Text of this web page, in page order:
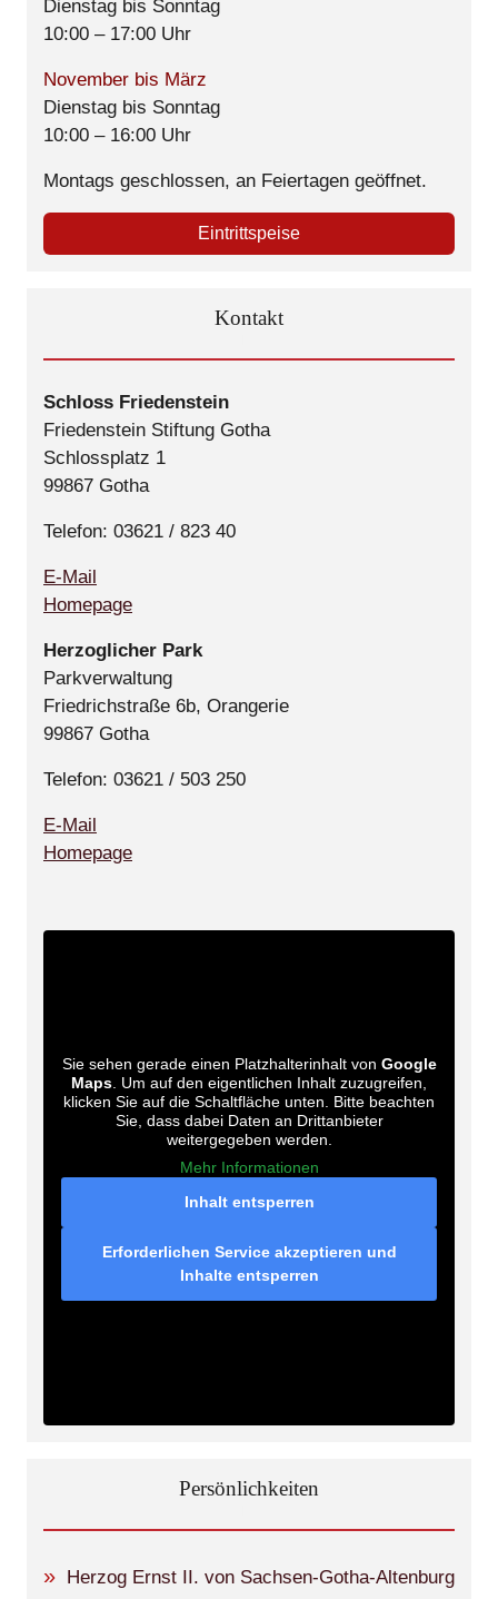
Dienstag bis Sonntag
10:00 – 17:00 Uhr
November bis März
Dienstag bis Sonntag
10:00 – 16:00 Uhr
Montags geschlossen, an Feiertagen geöffnet.
Eintrittspeise
Kontakt
Schloss Friedenstein
Friedenstein Stiftung Gotha
Schlossplatz 1
99867 Gotha
Telefon: 03621 / 823 40
E-Mail
Homepage
Herzoglicher Park
Parkverwaltung
Friedrichstraße 6b, Orangerie
99867 Gotha
Telefon: 03621 / 503 250
E-Mail
Homepage
Sie sehen gerade einen Platzhalterinhalt von Google
Maps . Um auf den eigentlichen Inhalt zuzugreifen,
klicken Sie auf die Schaltfläche unten. Bitte beachten
Sie, dass dabei Daten an Drittanbieter
weitergegeben werden.
Mehr Informationen
Inhalt entsperren
Erforderlichen Service akzeptieren und
Inhalte entsperren
Persönlichkeiten
Herzog Ernst II. von Sachsen-Gotha-Altenburg